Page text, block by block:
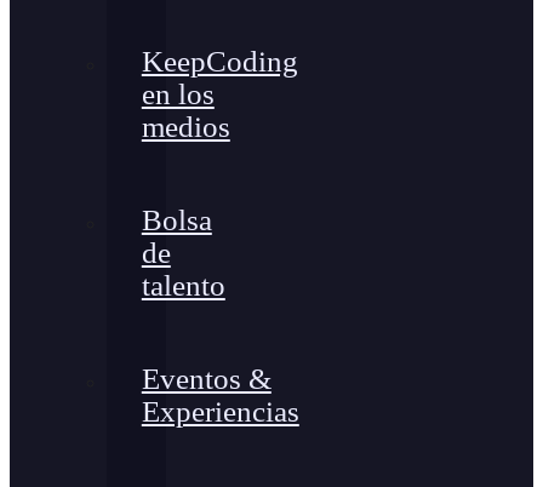
KeepCoding
en los
medios
Bolsa
de
talento
Eventos &
Experiencias